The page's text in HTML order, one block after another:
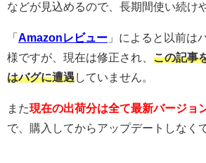
などが見込めるので、長期間使い続け
「 Amazonレビュー 」によると以前は
様ですが、現在は修正され、 この記事
はバグに遭遇していません。
また現在の出荷分は全て最新バージョ
で、購入してからアップデートしなく